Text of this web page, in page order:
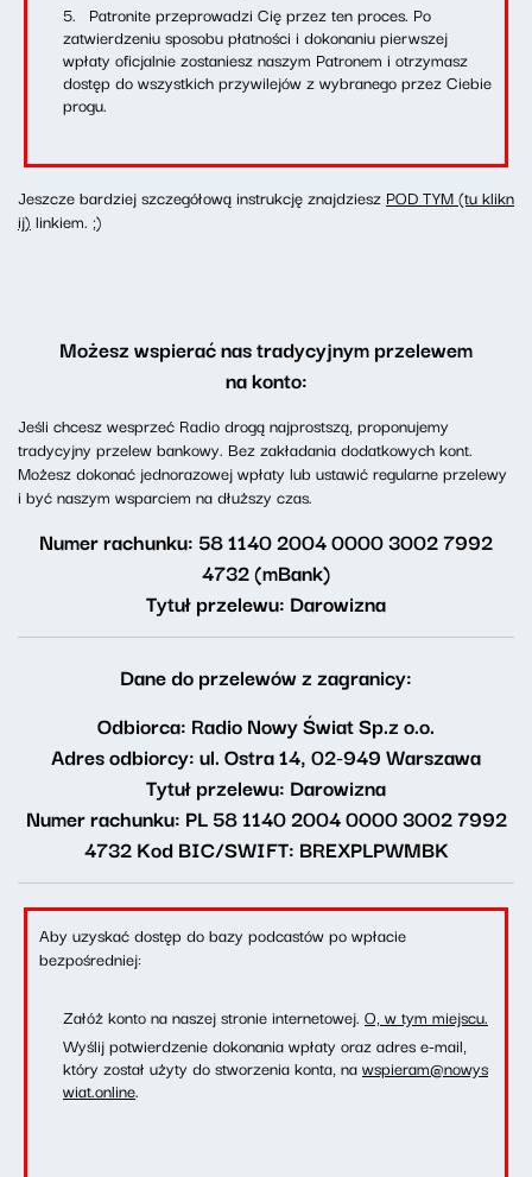
Patronite przeprowadzi Cię przez ten proces. Po
zatwierdzeniu sposobu płatności i dokonaniu pierwszej
wpłaty oficjalnie zostaniesz naszym Patronem i otrzymasz
dostęp do wszystkich przywilejów z wybranego przez Ciebie
progu.
Jeszcze bardziej szczegółową instrukcję znajdziesz POD TYM (tu klikn
ij) linkiem. ;)
Możesz wspierać nas tradycyjnym przelewem
na konto:
Jeśli chcesz wesprzeć Radio drogą najprostszą, proponujemy
tradycyjny przelew bankowy. Bez zakładania dodatkowych kont.
Możesz dokonać jednorazowej wpłaty lub ustawić regularne przelewy
i być naszym wsparciem na dłuższy czas.
Numer rachunku: 58 1140 2004 0000 3002 7992
4732 (mBank)
Tytuł przelewu: Darowizna
Dane do przelewów z zagranicy:
Odbiorca: Radio Nowy Świat Sp.z o.o.
Adres odbiorcy: ul. Ostra 14, 02-949 Warszawa
Tytuł przelewu: Darowizna
Numer rachunku: PL 58 1140 2004 0000 3002 7992
4732 Kod BIC/SWIFT: BREXPLPWMBK
Aby uzyskać dostęp do bazy podcastów po wpłacie
bezpośredniej:
Załóż konto na naszej stronie internetowej. O, w tym miejscu.
Wyślij potwierdzenie dokonania wpłaty oraz adres e-mail,
który został użyty do stworzenia konta, nawspieram@nowys
wiat.online.